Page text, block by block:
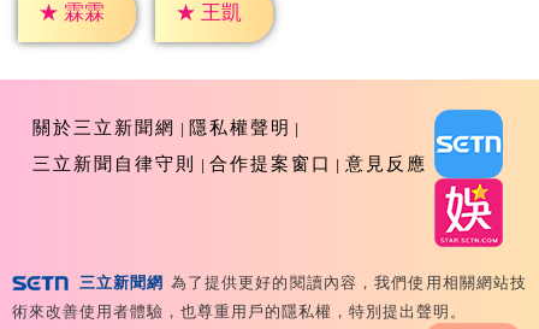
★ 霖霖 ★ 王凱
關於三立新聞網
隱私權聲明
三立新聞自律守則
合作提案窗口 意見反應
三立新聞網 為了提供更好的閱讀內容，我們使用相關網站技
術來改善使用者體驗，也尊重用戶的隱私權，特別提出聲明。